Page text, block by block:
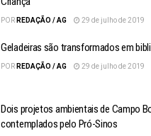
POR REDAÇÃO / AG 29 de julho de 2019
Geladeiras são transformados em
POR REDAÇÃO / AG 29 de julho de 2019
Dois projetos ambientais de Campo
contemplados pelo Pró-Sinos